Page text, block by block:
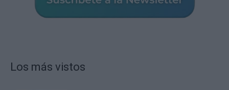
Los más vistos